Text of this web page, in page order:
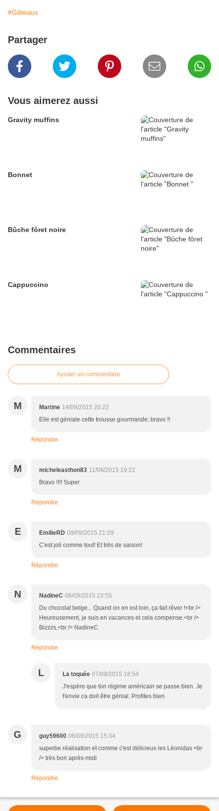
#Gâteaux
Partager
Vous aimerez aussi
Gravity muffins
Bonnet
Bûche fôret noire
Cappuccino
Commentaires
Ajouter un commentaire
M Martine 14/09/2015 20:22
Elle est géniale cette trousse gourmande; bravo !!
Répondre
M micheleasthon83 11/09/2015 19:22
Bravo !!!! Super
Répondre
E EmilieRD 09/09/2015 21:09
C'est joli comme tout! Et très de saison!
Répondre
N NadineC 06/09/2015 23:55
Du chocolat belge... Quand on en est loin, ça fait rêver !<br />
Heureusement, je suis en vacances et cela compense.<br />
Bizzzs,<br /> NadineC
Répondre
L La toquée 07/09/2015 18:54
J'espère que ton régime américain se passe bien. Je
t'envie ca doit être génial. Profites bien
G guy59600 06/09/2015 15:34
superbe réalisation et comme c'est délicieux les Léonidas <br
/> très bon après-midi
Répondre